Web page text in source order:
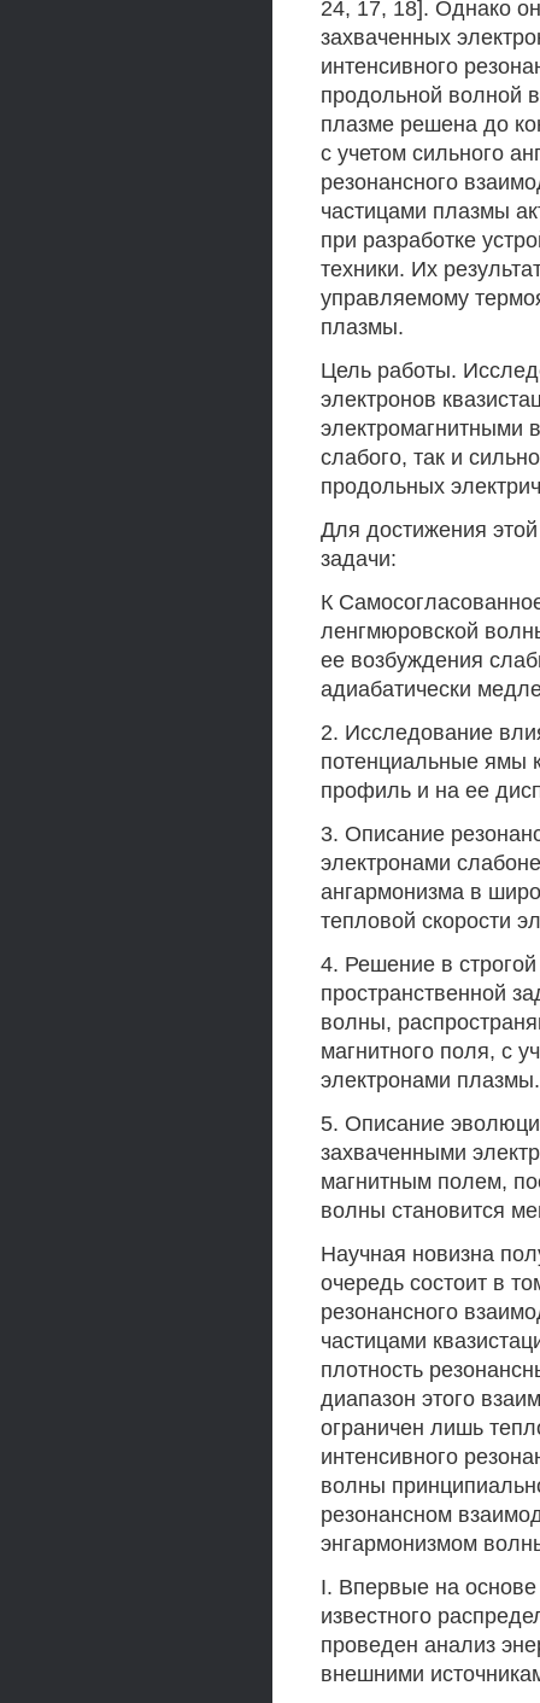
24, 17, 18]. Однако
захваченных
интенсивного
продольной волной
плазме решена до
с учетом сильного
резонансного
частицами плазмы
при разработке
техники. Их
управляемому
плазмы.
Цель работы.
электронов
электромагнитными
слабого, так и
продольных
Для достижения
задачи:
К
ленгмюровской
ее возбуждения
адиабатически
2. Исследование
потенциальные ямы
профиль и на ее
3. Описание
электронами
ангармонизма в
тепловой скорости
4. Решение в
пространственной
волны,
магнитного поля, с
электронами плазмы.
5. Описание
захваченными
магнитным полем,
волны становится
Научная новизна
очередь состоит в
резонансного
частицами
плотность
диапазон этого
ограничен лишь
интенсивного
волны
резонансном
энгармонизмом
I. Впервые на
известного
проведен анализ
внешними